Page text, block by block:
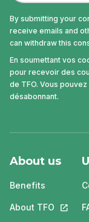
By submitting your
receive emails and
can withdraw this
En soumettant vos
pour recevoir des
de TFO. Vous
désabonnant.
About us
Benefits
About TFO This